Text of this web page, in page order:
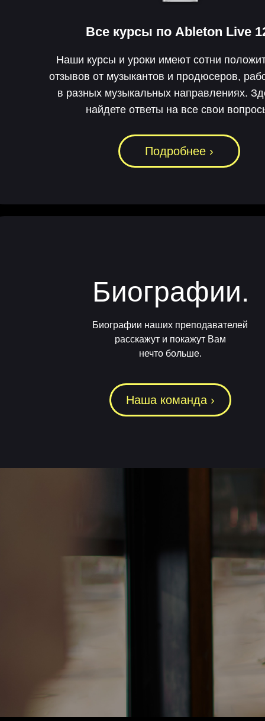
Все курсы по Ableton Live
Наши курсы и уроки имеют сотни
отзывов от музыкантов и продюсеров,
в разных музыкальных направлениях.
найдете ответы на все свои
Подробнее ›
Биографии наших преподавателей
расскажут и покажут Вам
нечто больше.
Биографии.
Наша команда ›